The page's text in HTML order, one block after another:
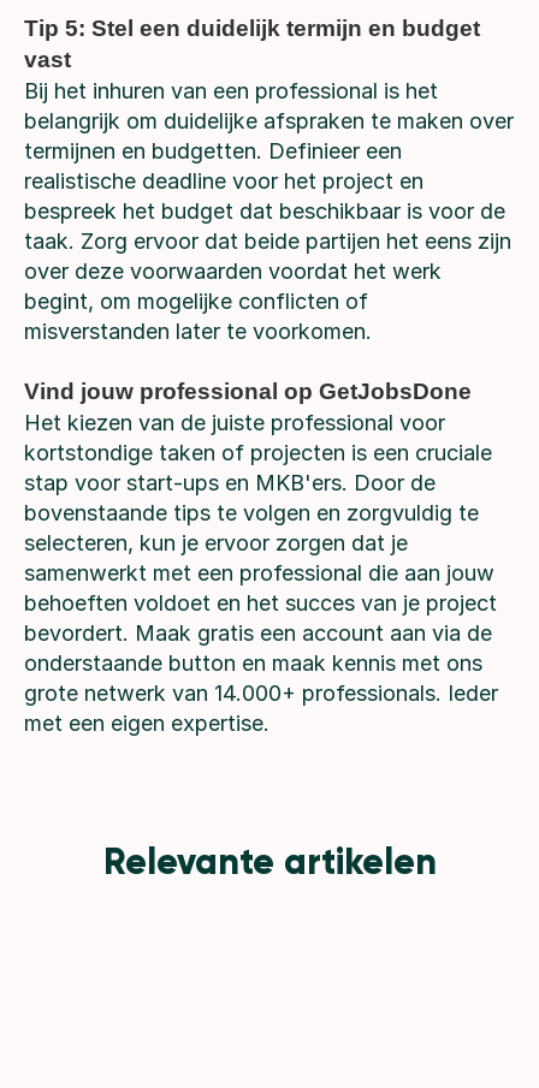
Tip 5: Stel een duidelijk termijn en budget
vast
Bij het inhuren van een professional is het
belangrijk om duidelijke afspraken te maken over
termijnen en budgetten. Definieer een
realistische deadline voor het project en
bespreek het budget dat beschikbaar is voor de
taak. Zorg ervoor dat beide partijen het eens zijn
over deze voorwaarden voordat het werk
begint, om mogelijke conflicten of
misverstanden later te voorkomen.
Vind jouw professional op GetJobsDone
Het kiezen van de juiste professional voor
kortstondige taken of projecten is een cruciale
stap voor start-ups en MKB'ers. Door de
bovenstaande tips te volgen en zorgvuldig te
selecteren, kun je ervoor zorgen dat je
samenwerkt met een professional die aan jouw
behoeften voldoet en het succes van je project
bevordert. Maak gratis een account aan via de
onderstaande button en maak kennis met ons
grote netwerk van 14.000+ professionals. Ieder
met een eigen expertise.
Relevante artikelen